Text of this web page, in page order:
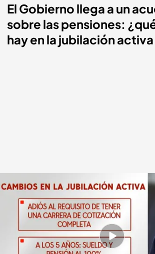
El Gobierno llega a un
sobre las pensiones:
hay en la jubilación
Los cambios en la jubilación activa y parcial
Redacción digital Noticias Cuatro
31 JUL 2024 - 20:35h.
Se permitirá acceder con hasta